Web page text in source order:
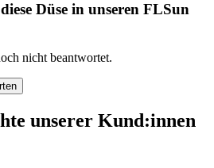
Düse in unseren FLSun
nicht beantwortet.
unserer Kund:innen